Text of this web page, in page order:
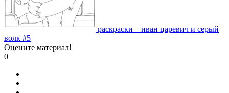
раскраски – иван царевич и серый
волк #5
Оцените материал!
0